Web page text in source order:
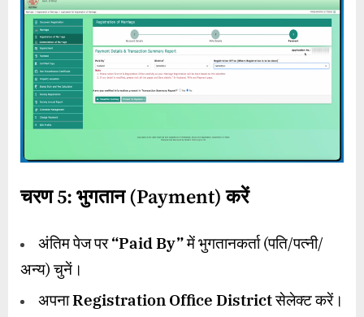
चरण5: भुगतान (Payment)करें
अंतिम पेज पर“Paid By”में भुगतानकर्ता (पति/पत्नी/
अन्य) चुनें।
अपनाRegistration Office Districtसेलेक्ट करें।